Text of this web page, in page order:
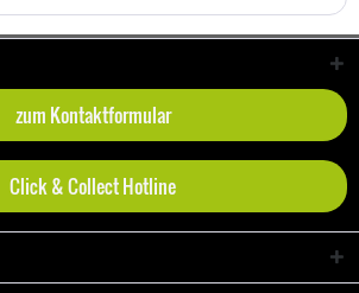
zum Kontaktformular
Click & Collect Hotline